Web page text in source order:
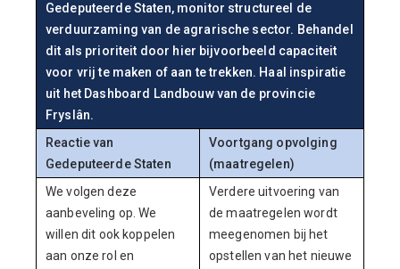
Gedeputeerde Staten, monitor structureel de
verduurzaming van de agrarische sector. Behandel
dit als prioriteit door hier bijvoorbeeld capaciteit
voor vrij te maken of aan te trekken. Haal inspiratie
uit het Dashboard Landbouw van de provincie
Fryslân.
Reactie van
Gedeputeerde Staten
Voortgang opvolging
(maatregelen)
We volgen deze
aanbeveling op. We
willen dit ook koppelen
aan onze rol en
Verdere uitvoering van
de maatregelen wordt
meegenomen bij het
opstellen van het nieuwe